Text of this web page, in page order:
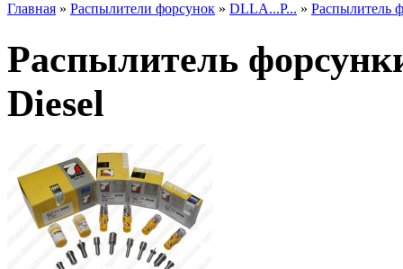
Главная » Распылители форсунок » DLLA...P... » Распылитель
Распылитель
Diesel